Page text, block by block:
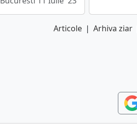
Articole | Arhiva ziar